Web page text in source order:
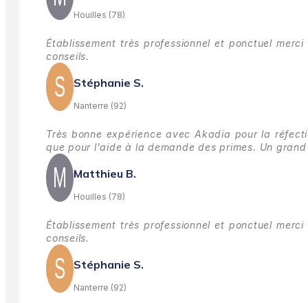
Houilles (78)
Établissement très professionnel et ponctuel
conseils.
Stéphanie S.
Nanterre (92)
Très bonne expérience avec Akadia pour la
que pour l'aide à la demande des primes. Un
Matthieu B.
Houilles (78)
Établissement très professionnel et ponctuel
conseils.
Stéphanie S.
Nanterre (92)